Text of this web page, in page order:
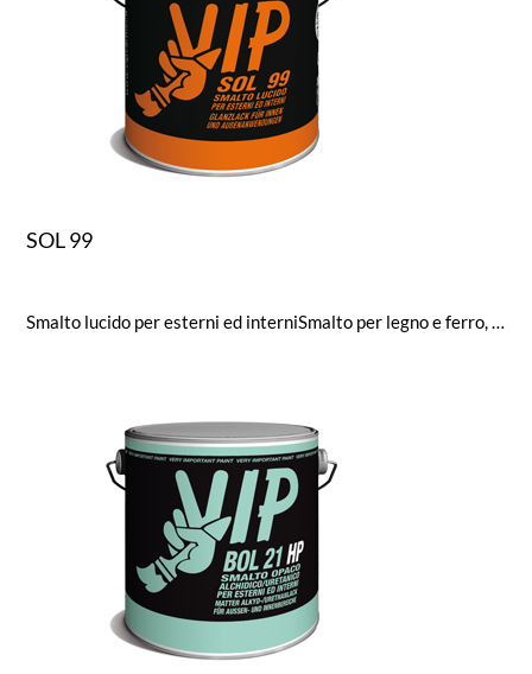
SOL 99
Smalto lucido per esterni ed interniSmalto per legno e ferro, dotato di ottima copertura e pennellabilità, brillantezza e resistenza.Brillantezza (Glossmetro a 60°): 90